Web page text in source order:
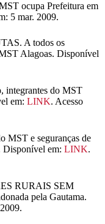
ocupa Prefeitura em
5 mar. 2009.
A todos os
Alagoas. Disponível
do MST
em: LINK. Acesso
MST e seguranças de
Disponível em: LINK.
RURAIS SEM
pela Gautama.